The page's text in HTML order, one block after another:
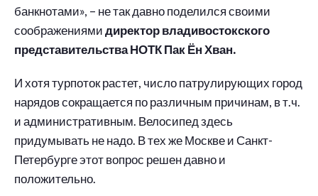
банкнотами», – не так давно поделился своими
соображениямидиректор владивостокского
представительства НОТК Пак Ён Хван.
И хотя турпоток растет, число патрулирующих город
нарядов сокращается по различным причинам, в т.ч.
и административным. Велосипед здесь
придумывать не надо. В тех же Москве и Санкт-
Петербурге этот вопрос решен давно и
положительно.